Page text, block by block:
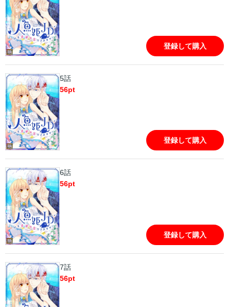
登録して購入
5話
56pt
登録して購入
6話
56pt
登録して購入
7話
56pt